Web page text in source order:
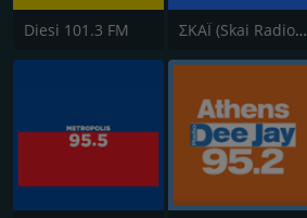
Diesi 101.3 FM ΣΚΑΪ (Skai Radio 100.3)